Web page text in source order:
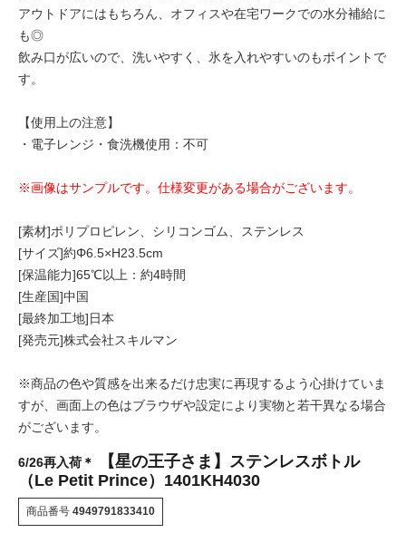
アウトドアにはもちろん、オフィスや在宅ワークでの水分補給に
も◎
飲み口が広いので、洗いやすく、氷を入れやすいのもポイントで
す。
【使用上の注意】
・電子レンジ・食洗機使用：不可
※画像はサンプルです。仕様変更がある場合がございます。
[素材]ポリプロピレン、シリコンゴム、ステンレス
[サイズ]約Φ6.5×H23.5cm
[保温能力]65℃以上：約4時間
[生産国]中国
[最終加工地]日本
[発売元]株式会社スキルマン
※商品の色や質感を出来るだけ忠実に再現するよう心掛けていま
すが、画面上の色はブラウザや設定により実物と若干異なる場合
がございます。
6/26再入荷＊
【星の王子さま】ステンレスボトル
（Le Petit Prince）1401KH4030
商品番号 4949791833410